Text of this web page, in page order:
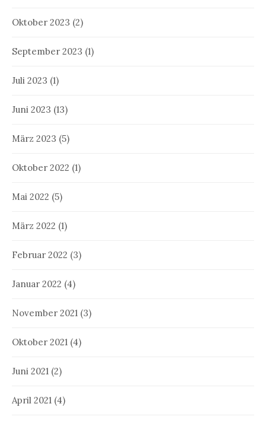
Oktober 2023 (2)
September 2023 (1)
Juli 2023 (1)
Juni 2023 (13)
März 2023 (5)
Oktober 2022 (1)
Mai 2022 (5)
März 2022 (1)
Februar 2022 (3)
Januar 2022 (4)
November 2021 (3)
Oktober 2021 (4)
Juni 2021 (2)
April 2021 (4)